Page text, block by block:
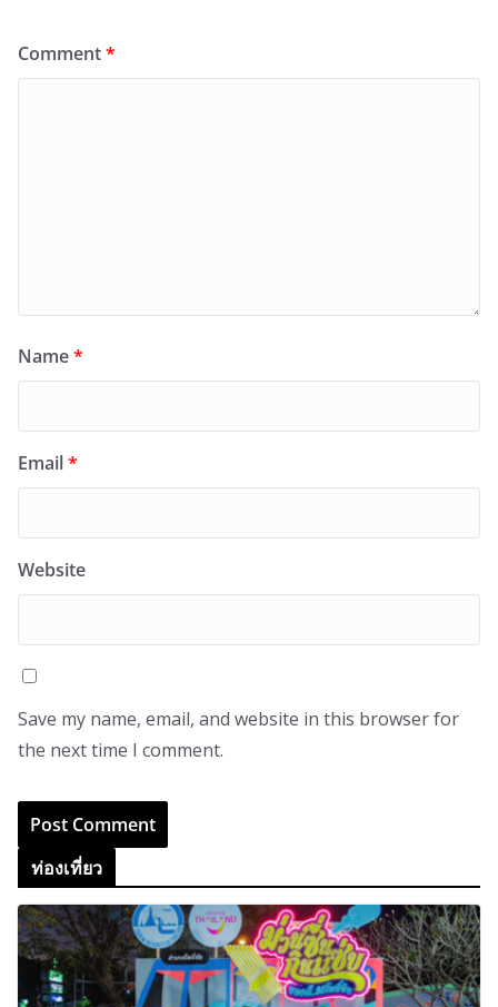
Comment*
Name*
Email*
Website
Save my name, email, and website in this browser for
the next time I comment.
ท่องเที่ยว